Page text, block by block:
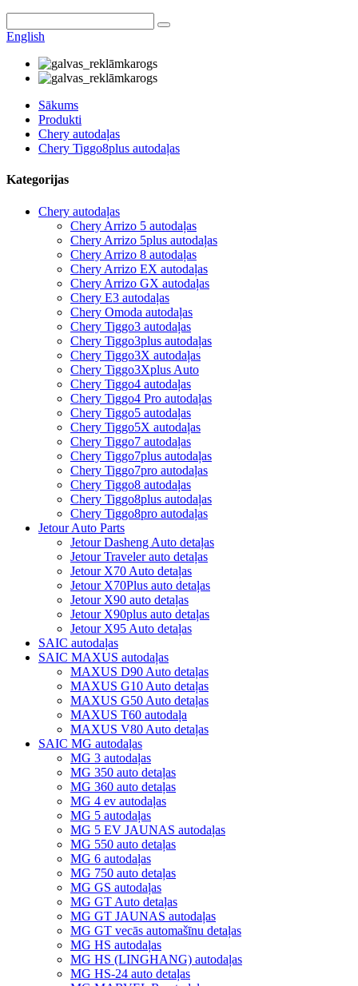
English
Sākums
Produkti
Chery autodaļas
Chery Tiggo8plus autodaļas
Kategorijas
Chery autodaļas
Chery Arrizo 5 autodaļas
Chery Arrizo 5plus autodaļas
Chery Arrizo 8 autodaļas
Chery Arrizo EX autodaļas
Chery Arrizo GX autodaļas
Chery E3 autodaļas
Chery Omoda autodaļas
Chery Tiggo3 autodaļas
Chery Tiggo3plus autodaļas
Chery Tiggo3X autodaļas
Chery Tiggo3Xplus Auto
Chery Tiggo4 autodaļas
Chery Tiggo4 Pro autodaļas
Chery Tiggo5 autodaļas
Chery Tiggo5X autodaļas
Chery Tiggo7 autodaļas
Chery Tiggo7plus autodaļas
Chery Tiggo7pro autodaļas
Chery Tiggo8 autodaļas
Chery Tiggo8plus autodaļas
Chery Tiggo8pro autodaļas
Jetour Auto Parts
Jetour Dasheng Auto detaļas
Jetour Traveler auto detaļas
Jetour X70 Auto detaļas
Jetour X70Plus auto detaļas
Jetour X90 auto detaļas
Jetour X90plus auto detaļas
Jetour X95 Auto detaļas
SAIC autodaļas
SAIC MAXUS autodaļas
MAXUS D90 Auto detaļas
MAXUS G10 Auto detaļas
MAXUS G50 Auto detaļas
MAXUS T60 autodaļa
MAXUS V80 Auto detaļas
SAIC MG autodaļas
MG 3 autodaļas
MG 350 auto detaļas
MG 360 auto detaļas
MG 4 ev autodaļas
MG 5 autodaļas
MG 5 EV JAUNAS autodaļas
MG 550 auto detaļas
MG 6 autodaļas
MG 750 auto detaļas
MG GS autodaļas
MG GT Auto detaļas
MG GT JAUNAS autodaļas
MG GT vecās automašīnu detaļas
MG HS autodaļas
MG HS (LINGHANG) autodaļas
MG HS-24 auto detaļas